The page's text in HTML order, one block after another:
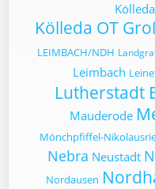
Kölleda OT
LEIMBACH/NDH
Leimbach
Lutherstadt
Mauderode
Mönchpfiffel-
Nebra Neustadt
Nordausen